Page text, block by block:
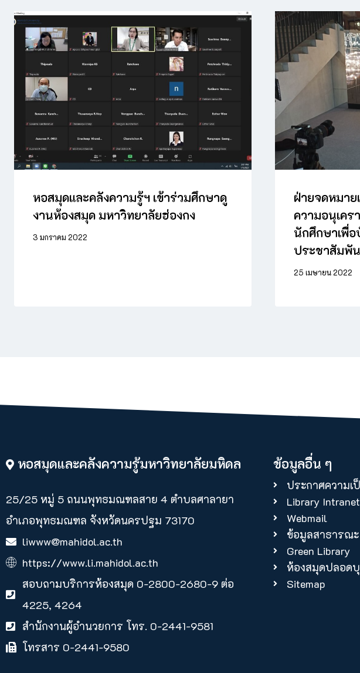
หอสมุดและคลังความรู้ฯ เข้าร่วมศึกษาดู
งานห้องสมุด มหาวิทยาลัยฮ่องกง
3 มกราคม 2022
ฝ่ายจดหมา
ความอนุเคร
นักศึกษาเพื่
ประชาสัมพั
25 เมษายน 2022
หอสมุดและคลังความรู้มหาวิทยาลัยมหิดล
25/25 หมู่ 5 ถนนพุทธมณฑลสาย 4 ตำบลศาลายา​
อำเภอพุทธมณฑล จังหวัดนครปฐม 73170
liwww@mahidol.ac.th
https://www.li.mahidol.ac.th
สอบถามบริการห้องสมุด 0-2800-2680-9 ต่อ
4225, 4264
สำนักงานผู้อำนวยการ โทร. 0-2441-9581
โทรสาร 0-2441-9580
ข้อมูลอื่น ๆ
ประกาศความเ
Library Intranet
Webmail
ข้อมูลสาธารณะ
Green Library
ห้องสมุดปลอด
Sitemap